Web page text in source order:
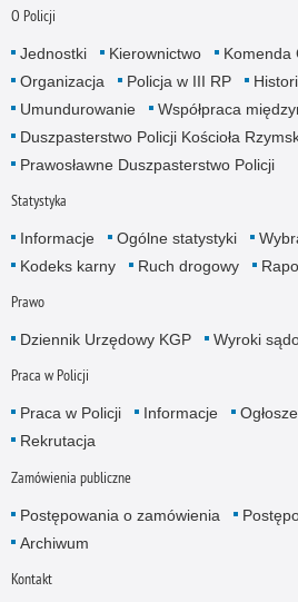
O Policji
Jednostki Kierownictwo
Komenda
Organizacja
Policja w III RP
Umundurowanie
Współpraca
Duszpasterstwo Policji Kościoła
Prawosławne Duszpasterstwo Policji
Statystyka
Informacje Ogólne statystyki
Kodeks karny
Ruch drogowy
Prawo
Dziennik Urzędowy KGP Wyroki
Praca w Policji
Praca w Policji Informacje
Rekrutacja
Zamówienia publiczne
Postępowania o zamówienia
Archiwum
Kontakt